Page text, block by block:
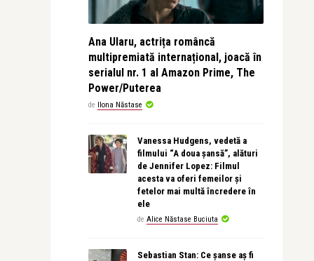
Ana Ularu, actrița româncă
multipremiată internațional, joacă în
serialul nr. 1 al Amazon Prime, The
Power/Puterea
de Ilona Năstase
Vanessa Hudgens, vedetă a
filmului “A doua șansă”, alături
de Jennifer Lopez: Filmul
acesta va oferi femeilor și
fetelor mai multă încredere în
ele
de Alice Năstase Buciuta
Sebastian Stan: Ce șanse aș fi